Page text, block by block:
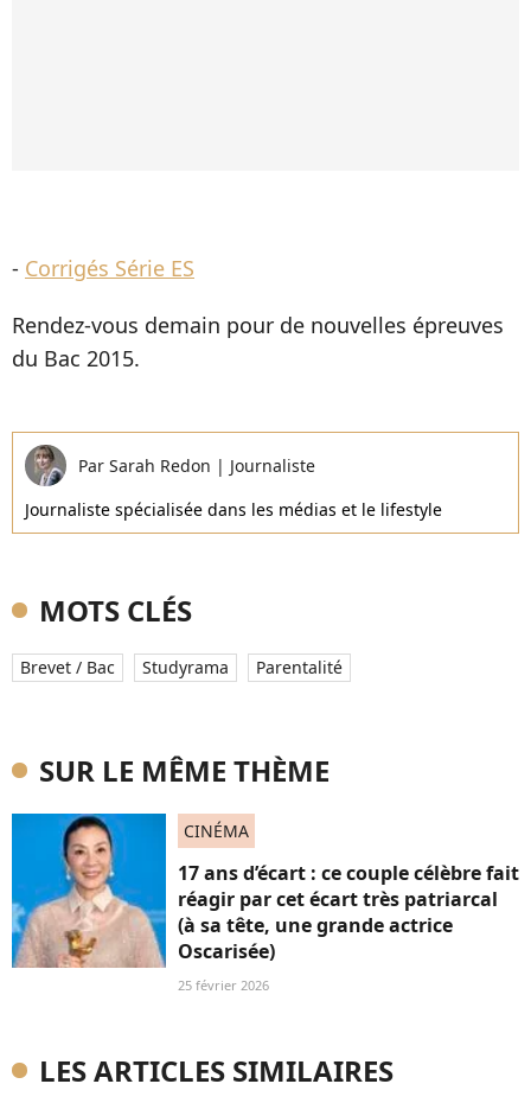
- Corrigés Série ES
Rendez-vous demain pour de nouvelles épreuves
du Bac 2015.
Par Sarah Redon | Journaliste
Journaliste spécialisée dans les médias et le lifestyle
MOTS CLÉS
Brevet / Bac Studyrama Parentalité
SUR LE MÊME THÈME
CINÉMA
17 ans d’écart : ce couple célèbre fait
réagir par cet écart très patriarcal
(à sa tête, une grande actrice
Oscarisée)
25 février 2026
LES ARTICLES SIMILAIRES